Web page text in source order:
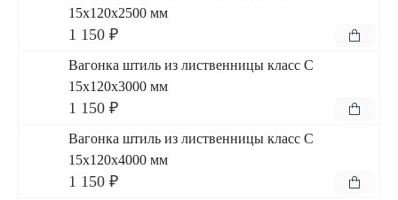
15x120x2500 мм
1 150 ₽
Вагонка штиль из лиственницы класс С
15x120x3000 мм
1 150 ₽
Вагонка штиль из лиственницы класс С
15x120x4000 мм
1 150 ₽